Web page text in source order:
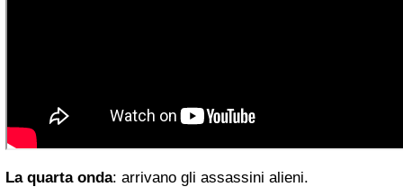
La quarta onda: arrivano gli assassini alieni.